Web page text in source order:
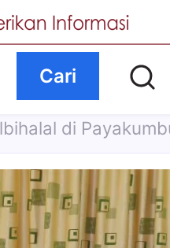
Cari
di Payakumbuh Timur, Wawako